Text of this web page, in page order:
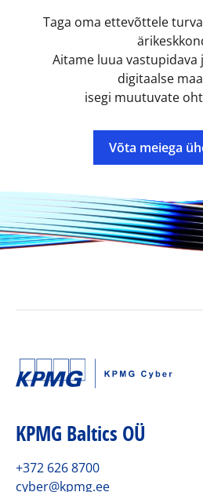
Taga oma ettevõttele
Aitame luua vastupidava
digitaalse
isegi muutuvate
Võta meiega
KPMG Baltics OÜ
+372 626 8700
cyber@kpmg.ee